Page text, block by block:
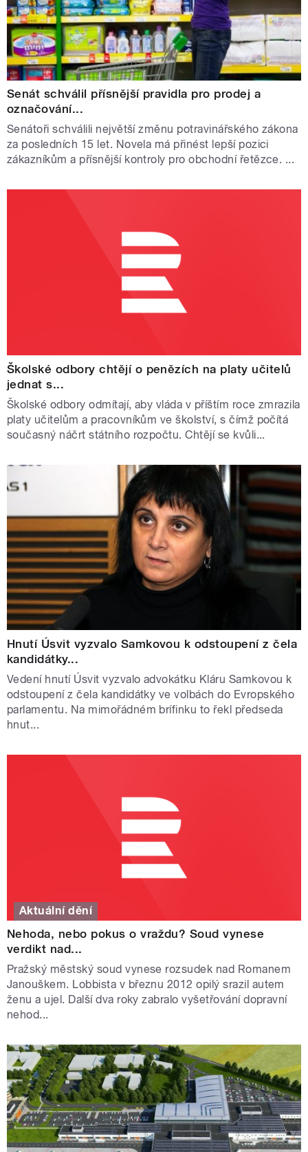
Senát schválil přísnější pravidla pro prodej a
označování...
Senátoři schválili největší změnu potravinářského zákona
za posledních 15 let. Novela má přinést lepší pozici
zákazníkům a přísnější kontroly pro obchodní řetězce. ...
Školské odbory chtějí o penězích na platy učitelů
jednat s...
Školské odbory odmítají, aby vláda v příštím roce zmrazila
platy učitelům a pracovníkům ve školství, s čímž počítá
současný náčrt státního rozpočtu. Chtějí se kvůli...
Hnutí Úsvit vyzvalo Samkovou k odstoupení z čela
kandidátky...
Vedení hnutí Úsvit vyzvalo advokátku Kláru Samkovou k
odstoupení z čela kandidátky ve volbách do Evropského
parlamentu. Na mimořádném brífinku to řekl předseda
hnut...
Aktuální dění
Nehoda, nebo pokus o vraždu? Soud vynese
verdikt nad...
Pražský městský soud vynese rozsudek nad Romanem
Janouškem. Lobbista v březnu 2012 opilý srazil autem
ženu a ujel. Další dva roky zabralo vyšetřování dopravní
nehod...